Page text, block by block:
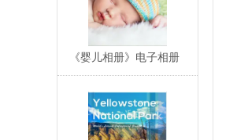
《婴儿相册》电子相册